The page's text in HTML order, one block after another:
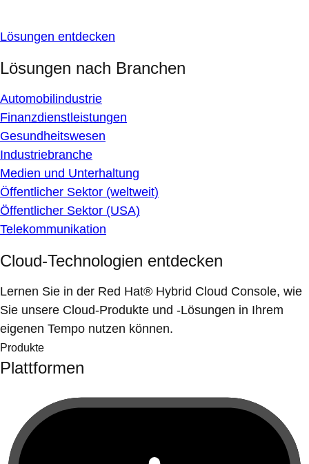
Lösungen entdecken
Lösungen nach Branchen
Automobilindustrie
Finanzdienstleistungen
Gesundheitswesen
Industriebranche
Medien und Unterhaltung
Öffentlicher Sektor (weltweit)
Öffentlicher Sektor (USA)
Telekommunikation
Cloud-Technologien entdecken
Lernen Sie in der Red Hat® Hybrid Cloud Console, wie
Sie unsere Cloud-Produkte und -Lösungen in Ihrem
eigenen Tempo nutzen können.
Produkte
Plattformen